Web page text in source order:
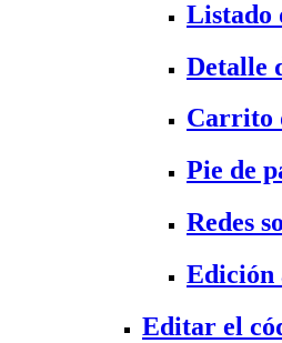
Listado
Detalle
Carrito
Pie de
Redes
Edición
Editar el